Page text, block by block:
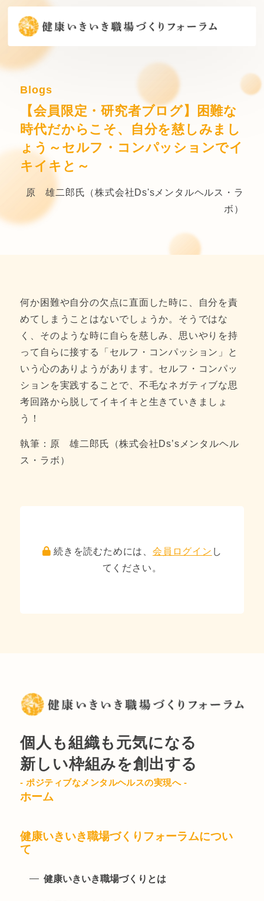
Blogs
【会員限定・研究者ブログ】困難な
時代だからこそ、自分を慈しみまし
ょう～セルフ・コンパッションでイ
キイキと～
原 雄二郎氏（株式会社Ds'sメンタルヘルス・ラ
ボ）
何か困難や自分の欠点に直面した時に、自分を責
めてしまうことはないでしょうか。そうではな
く、そのような時に自らを慈しみ、思いやりを持
って自らに接する「セルフ・コンパッション」と
いう心のありようがあります。セルフ・コンパッ
ションを実践することで、不毛なネガティブな思
考回路から脱してイキイキと生きていきましょ
う！
執筆：原 雄二郎氏（株式会社Ds’sメンタルヘル
ス・ラボ）
続きを読むためには、 会員ログイン し
てください。
個人も組織も元気になる
新しい枠組みを創出する
- ポジティブなメンタルヘルスの実現へ -
ホーム
健康いきいき職場づくりフォーラムについ
て
健康いきいき職場づくりとは